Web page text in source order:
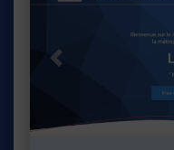
Précédent